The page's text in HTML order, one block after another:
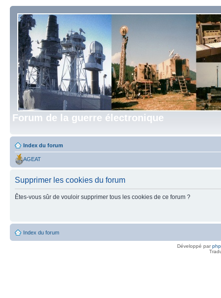
Forum de la guerre électronique
Index du forum
AGEAT
Supprimer les cookies du forum
Êtes-vous sûr de vouloir supprimer tous les cookies de ce forum ?
Index du forum
Développé par